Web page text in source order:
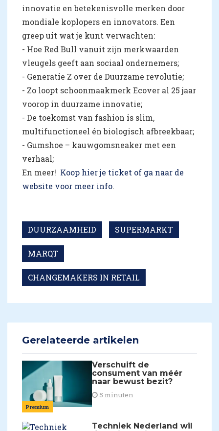
innovatie en betekenisvolle merken door
mondiale koplopers en innovators. Een
greep uit wat je kunt verwachten:
- Hoe Red Bull vanuit zijn merkwaarden
vleugels geeft aan sociaal ondernemers;
- Generatie Z over de Duurzame revolutie;
- Zo loopt schoonmaakmerk Ecover al 25 jaar
voorop in duurzame innovatie;
- De toekomst van fashion is slim,
multifunctioneel én biologisch afbreekbaar;
- Gumshoe – kauwgomsneaker met een
verhaal;
En meer! Koop hier je ticket of ga naar de
website voor meer info.
DUURZAAMHEID SUPERMARKT
MARQT
CHANGEMAKERS IN RETAIL
Gerelateerde artikelen
Premium
Verschuift de
consument van méér
naar bewust bezit?
5 minuten
Techniek Nederland wil